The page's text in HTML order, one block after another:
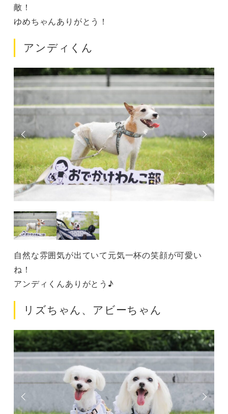
敵！
ゆめちゃんありがとう！
アンディくん
自然な雰囲気が出ていて元気一杯の笑顔が可愛い
ね！
アンディくんありがとう♪
リズちゃん、アビーちゃん